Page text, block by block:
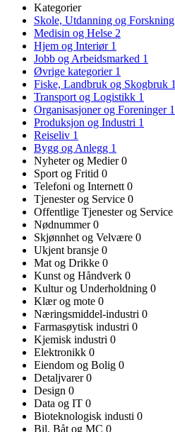
Kategorier
Skole, Utdanning og Forskning
Medisin og Helse 2
Hjem og Interiør 1
Jobb og Arbeidsmarked 1
Øvrige kategorier 1
Fiske, Landbruk og Skogbruk 1
Transport og Logistikk 1
Organisasjoner og Foreninger 1
Produksjon og Industri 1
Reiseliv 1
Bygg og Anlegg 1
Nyheter og Medier0
Sport og Fritid 0
Telefoni og Internett 0
Tjenester og Service 0
Offentlige Tjenester og Service
Nødnummer0
Skjønnhet og Velvære 0
Ukjent bransje 0
Mat og Drikke 0
Kunst og Håndverk 0
Kultur og Underholdning 0
Klær og mote 0
Næringsmiddel-industri 0
Farmasøytisk industri 0
Kjemisk industri 0
Elektronikk 0
Eiendom og Bolig 0
Detaljvarer0
Design 0
Data og IT 0
Bioteknologisk industi 0
Bil, Båt og MC 0